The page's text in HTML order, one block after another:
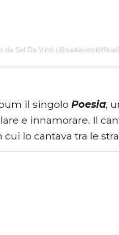
da Sal Da Vinci (@saldavinciofficial)
il singoloPoesia,
e innamorare. Il
lo cantava tra le